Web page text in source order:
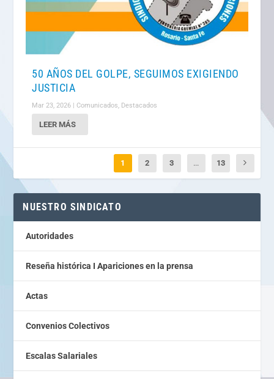
50 AÑOS DEL GOLPE, SEGUIMOS EXIGIENDO
JUSTICIA
Mar 23, 2026 Comunicados, Destacados
LEER MÁS
1 2 3 ... 13
NUESTRO SINDICATO
Autoridades
Reseña histórica I Apariciones en la prensa
Actas
Convenios Colectivos
Escalas Salariales